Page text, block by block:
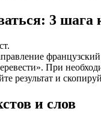
3 шага
При
результат и
и слов